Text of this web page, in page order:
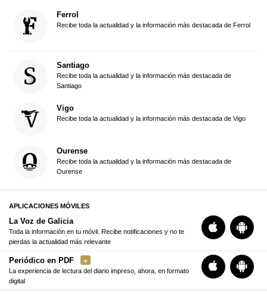
Ferrol
Recibe toda la actualidad y la información más destacada de Ferrol
Santiago
Recibe toda la actualidad y la información más destacada de
Santiago
Vigo
Recibe toda la actualidad y la información más destacada de Vigo
Ourense
Recibe toda la actualidad y la información más destacada de
Ourense
APLICACIONES MÓVILES
La Voz de Galicia
Toda la información en tu móvil. Recibe notificaciones y no te
pierdas la actualidad más relevante
Periódico en PDF
La experiencia de lectura del diario impreso, ahora, en formato
digital